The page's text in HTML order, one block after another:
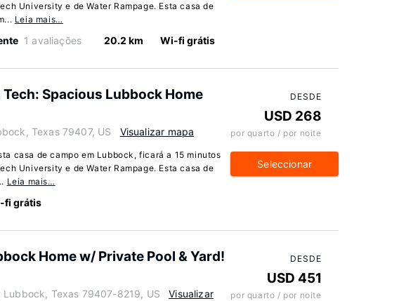
University e de Water Rampage. Esta casa de
Leia mais…
1 avaliações 20.2 km Wi-fi grátis
Tech: Spacious Lubbock Home
Texas 79407, US Visualizar mapa
casa de campo em Lubbock, ficará a 15 minutos
University e de Water Rampage. Esta casa de
Leia mais…
fi grátis
DESDE
USD 268
por quarto / por noite
Seleccionar
Home w/ Private Pool & Yard!
Lubbock, Texas 79407-8219, US
Visualizar
DESDE
USD 451
por quarto / por noite